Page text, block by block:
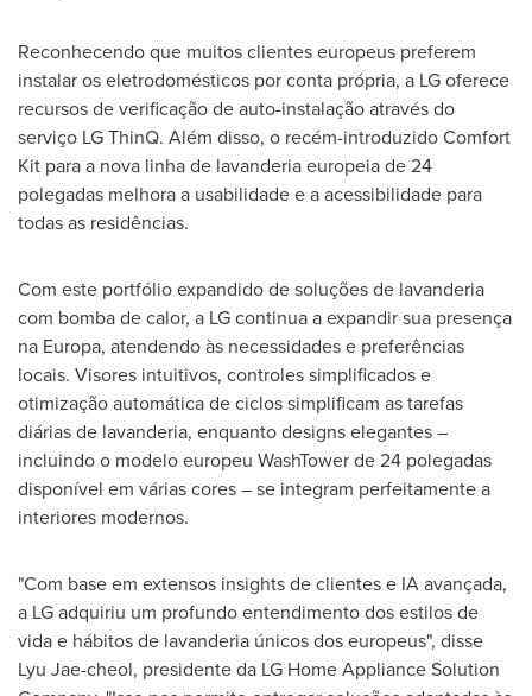
Reconhecendo que muitos clientes europeus preferem
instalar os eletrodomésticos por conta própria, a LG oferece
recursos de verificação de auto-instalação através do
serviço LG ThinQ. Além disso, o recém-introduzido Comfort
Kit para a nova linha de lavanderia europeia de 24
polegadas melhora a usabilidade e a acessibilidade para
todas as residências.
Com este portfólio expandido de soluções de lavanderia
com bomba de calor, a LG continua a expandir sua presença
na Europa, atendendo às necessidades e preferências
locais. Visores intuitivos, controles simplificados e
otimização automática de ciclos simplificam as tarefas
diárias de lavanderia, enquanto designs elegantes –
incluindo o modelo europeu WashTower de 24 polegadas
disponível em várias cores – se integram perfeitamente a
interiores modernos.
"Com base em extensos insights de clientes e IA avançada,
a LG adquiriu um profundo entendimento dos estilos de
vida e hábitos de lavanderia únicos dos europeus", disse
Lyu Jae-cheol, presidente da LG Home Appliance Solution